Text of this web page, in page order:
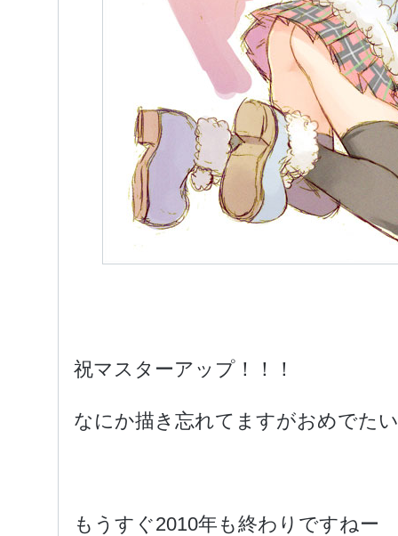
祝マスターアップ！！！
なにか描き忘れてますがおめでた
もうすぐ2010年も終わりですねー